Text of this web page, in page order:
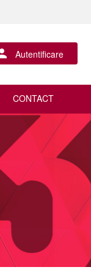
Autentificare
CONTACT